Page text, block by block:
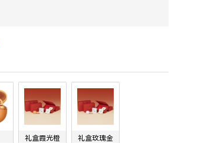
礼盒霞光橙 礼盒玫瑰金